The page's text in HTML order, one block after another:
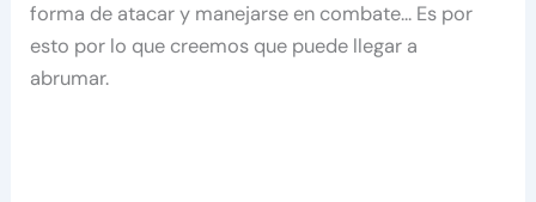
forma de atacar y manejarse en combate… Es por
esto por lo que creemos que puede llegar a
abrumar.